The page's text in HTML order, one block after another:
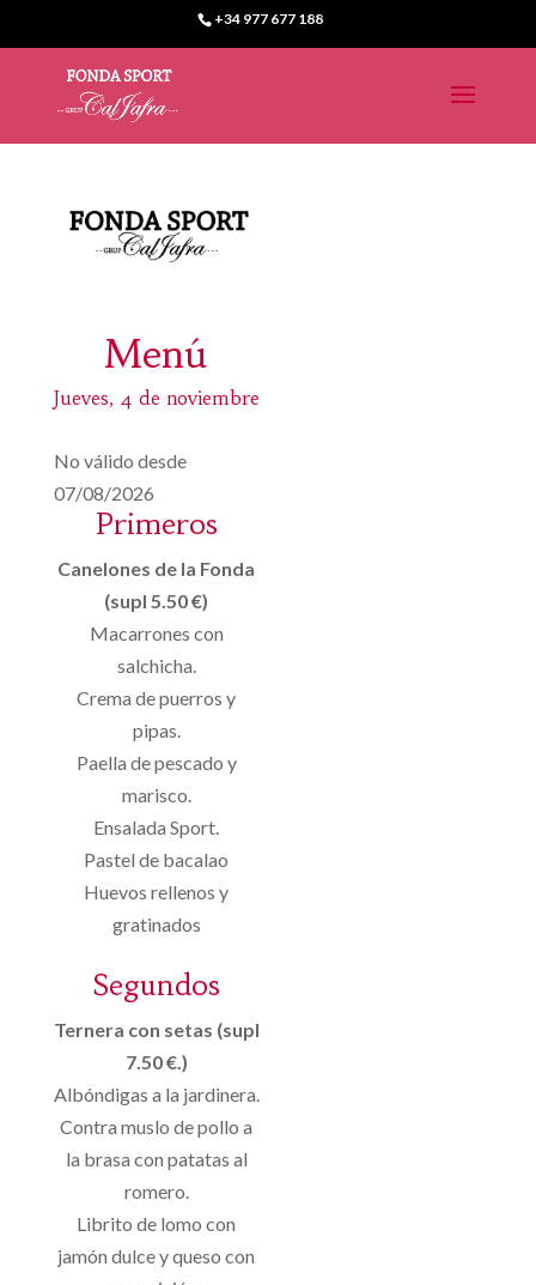
+34 977 677 188
Menú
Jueves, 4 de noviembre
No válido desde
07/08/2026
Primeros
Canelones de la Fonda
(supl 5.50 €)
Macarrones con
salchicha.
Crema de puerros y
pipas.
Paella de pescado y
marisco.
Ensalada Sport.
Pastel de bacalao
Huevos rellenos y
gratinados
Segundos
Ternera con setas (supl
7.50 €.)
Albóndigas a la jardinera.
Contra muslo de pollo a
la brasa con patatas al
romero.
Librito de lomo con
jamón dulce y queso con